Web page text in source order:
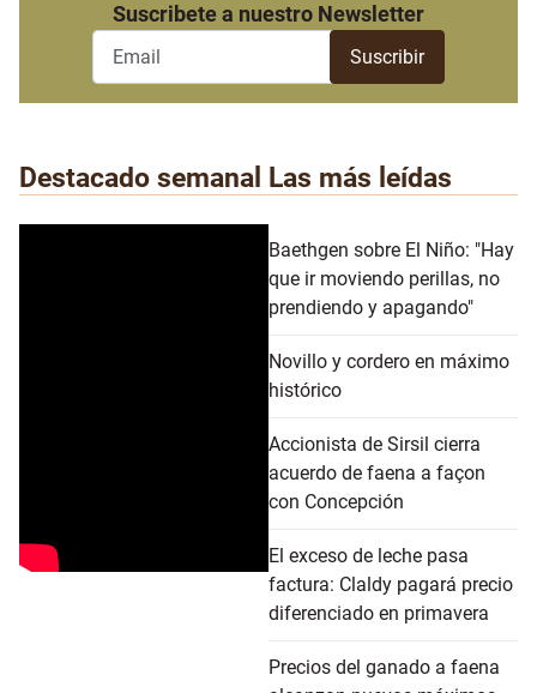
Suscribete a nuestro Newsletter
Destacado semanal Las más leídas
Baethgen sobre El Niño: "Hay
que ir moviendo perillas, no
prendiendo y apagando"
Novillo y cordero en máximo
histórico
Accionista de Sirsil cierra
acuerdo de faena a façon
con Concepción
El exceso de leche pasa
factura: Claldy pagará precio
diferenciado en primavera
Precios del ganado a faena